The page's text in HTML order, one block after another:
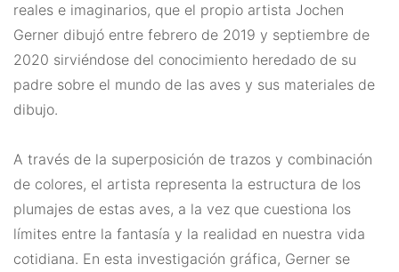
reales e imaginarios, que el propio artista Jochen
Gerner dibujó entre febrero de 2019 y septiembre de
2020 sirviéndose del conocimiento heredado de su
padre sobre el mundo de las aves y sus materiales de
dibujo.
A través de la superposición de trazos y combinación
de colores, el artista representa la estructura de los
plumajes de estas aves, a la vez que cuestiona los
límites entre la fantasía y la realidad en nuestra vida
cotidiana. En esta investigación gráfica, Gerner se